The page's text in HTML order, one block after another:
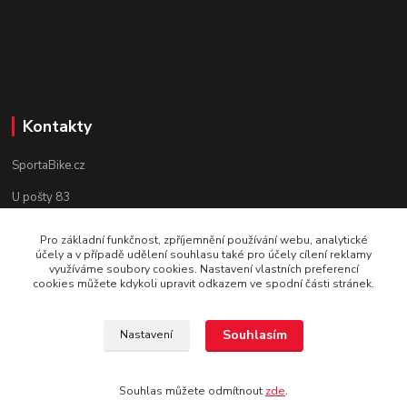
Kontakty
SportaBike.cz
U pošty 83
tel.: +420 736 274 612
e-mail: info@sportabike.cz
Vytvořeno systémem www.eshop-rychle.cz
Pro základní funkčnost, zpříjemnění používání webu, analytické
účely a v případě udělení souhlasu také pro účely cílení reklamy
využíváme soubory cookies. Nastavení vlastních preferencí
cookies můžete kdykoli upravit odkazem ve spodní části stránek.
Nastavení Souhlasím
Souhlas můžete odmítnout zde.